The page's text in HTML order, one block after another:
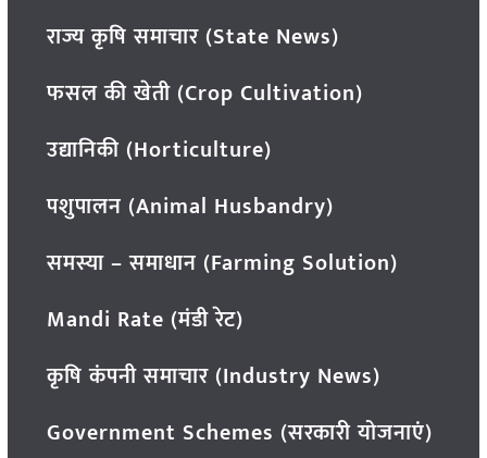
राज्य कृषि समाचार (State News)
फसल की खेती (Crop Cultivation)
उद्यानिकी (Horticulture)
पशुपालन (Animal Husbandry)
समस्या – समाधान (Farming Solution)
Mandi Rate (मंडी रेट)
कृषि कंपनी समाचार (Industry News)
Government Schemes (सरकारी योजनाएं)